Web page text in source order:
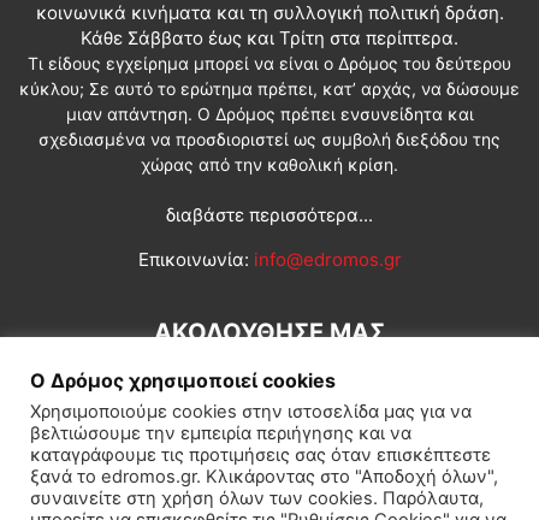
κοινωνικά κινήματα και τη συλλογική πολιτική δράση.
Κάθε Σάββατο έως και Τρίτη στα περίπτερα.
Τι είδους εγχείρημα μπορεί να είναι ο Δρόμος του δεύτερου
κύκλου; Σε αυτό το ερώτημα πρέπει, κατ’ αρχάς, να δώσουμε
μιαν απάντηση. Ο Δρόμος πρέπει ενσυνείδητα και
σχεδιασμένα να προσδιοριστεί ως συμβολή διεξόδου της
χώρας από την καθολική κρίση.
διαβάστε περισσότερα...
Επικοινωνία: info@edromos.gr
ΑΚΟΛΟΥΘΗΣΕ ΜΑΣ
Εγγραφή συνδρομητή Πολιτική Διεθνή Κοινωνία
Ο Δρόμος χρησιμοποιεί cookies
Χρησιμοποιούμε cookies στην ιστοσελίδα μας για να
βελτιώσουμε την εμπειρία περιήγησης και να
καταγράφουμε τις προτιμήσεις σας όταν επισκέπτεστε
ξανά το edromos.gr. Κλικάροντας στο "Αποδοχή όλων",
συναινείτε στη χρήση όλων των cookies. Παρόλαυτα,